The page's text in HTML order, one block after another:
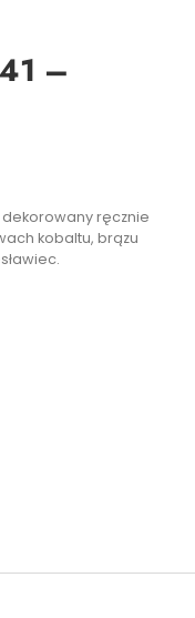
–
ręcznie
kobaltu, brązu